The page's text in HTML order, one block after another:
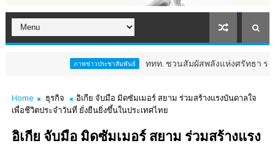
ภาพข่าวประชาสัมพันธ์ ททท. ชวนสัมผัสพลังแห่งศรัทธา ร่วมงาน "ห่ม
Home ธุรกิจ
อิเกีย จับมือ มิดซัมเมอร์ สยาม ร่วมสร้างแรงบันดาลใจ
เพื่อชีวิตประจำวันที่ ยั่งยืนยิ่งขึ้นในประเทศไทย
อิเกีย จับมือ มิดซัมเมอร์ สยาม ร่วมสร้างแรง